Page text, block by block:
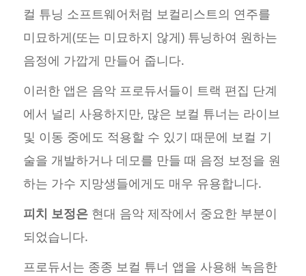
컬 튜닝 소프트웨어처럼 보컬리스트의 연주를
미묘하게(또는 미묘하지 않게) 튜닝하여 원하는
음정에 가깝게 만들어 줍니다.
이러한 앱은 음악 프로듀서들이 트랙 편집 단계
에서 널리 사용하지만, 많은 보컬 튜너는 라이브
및 이동 중에도 적용할 수 있기 때문에 보컬 기
술을 개발하거나 데모를 만들 때 음정 보정을 원
하는 가수 지망생들에게도 매우 유용합니다.
피치 보정은현대 음악 제작에서 중요한 부분이
되었습니다.
프로듀서는 종종 보컬 튜너 앱을 사용해 녹음한